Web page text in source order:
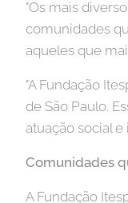
"Os mais
comunidades
aqueles que
"A Fundação
de São Paulo.
atuação social
Comunidades
A Fundação